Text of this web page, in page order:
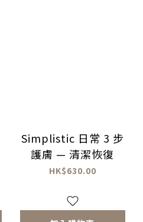
Simplistic 日常 3 步
護膚 — 清潔恢復
HK$630.00